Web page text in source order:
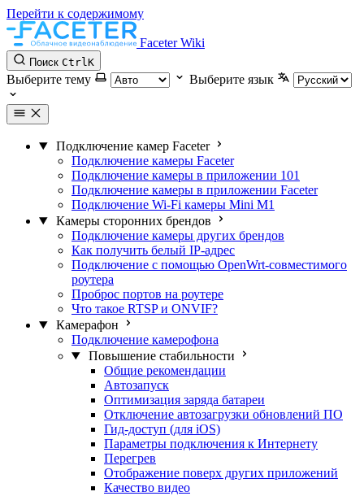
Перейти к содержимому
Faceter Wiki
Поиск CtrlK
Выберите тему Выберите язык
Подключение камер Faceter
Подключение камеры Faceter
Подключение камеры в приложении 101
Подключение камеры в приложении Faceter
Подключение Wi-Fi камеры Mini M1
Камеры сторонних брендов
Подключение камеры других брендов
Как получить белый IP-адрес
Подключение с помощью OpenWrt-совместимого
роутера
Проброс портов на роутере
Что такое RTSP и ONVIF?
Камерафон
Подключение камерофона
Повышение стабильности
Общие рекомендации
Автозапуск
Оптимизация заряда батареи
Отключение автозагрузки обновлений ПО
Гид-доступ (для iOS)
Параметры подключения к Интернету
Перегрев
Отображение поверх других приложений
Качество видео